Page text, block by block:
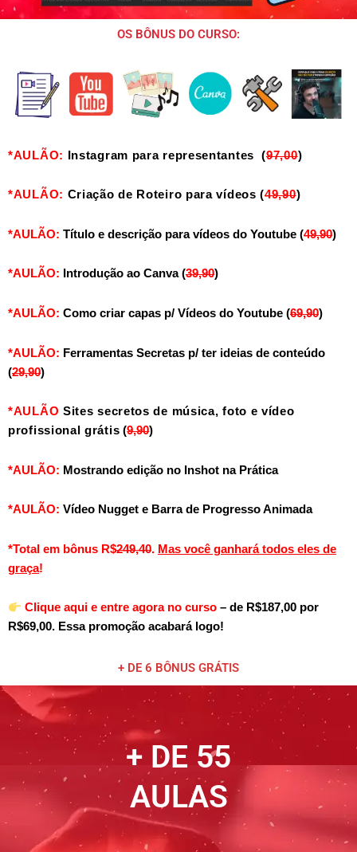
OS BÔNUS DO CURSO:
*AULÃO: Instagram para representantes (97,00)
*AULÃO: Criação de Roteiro para vídeos (49,90)
*AULÃO: Título e descrição para vídeos do Youtube (49,90)
*AULÃO: Introdução ao Canva (39,90)
*AULÃO: Como criar capas p/ Vídeos do Youtube (69,90)
*AULÃO: Ferramentas Secretas p/ ter ideias de conteúdo
(29,90)
*AULÃO Sites secretos de música, foto e vídeo
profissional grátis (9,90)
*AULÃO: Mostrando edição no Inshot na Prática
*AULÃO: Vídeo Nugget e Barra de Progresso Animada
*Total em bônus R$249,40. Mas você ganhará todos eles de
graça!
Clique aqui e entre agora no curso– de R$187,00 por
R$69,00. Essa promoção acabará logo!
+ DE 6 BÔNUS GRÁTIS
+ DE 55
AULAS